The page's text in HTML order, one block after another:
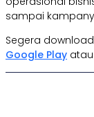
sampai
Segera
Google Play atau